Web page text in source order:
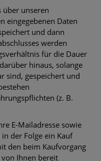
über unseren
eingegebenen Daten
und dann
werden
für die Dauer
hinaus, solange
sind, gespeichert und
(z. B.
E-Mailadresse sowie
der Folge ein Kauf
den beim Kaufvorgang
Ihnen bereit